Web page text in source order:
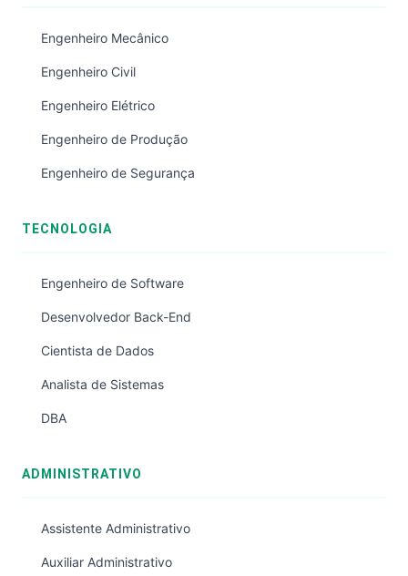
Engenheiro Mecânico
Engenheiro Civil
Engenheiro Elétrico
Engenheiro de Produção
Engenheiro de Segurança
TECNOLOGIA
Engenheiro de Software
Desenvolvedor Back-End
Cientista de Dados
Analista de Sistemas
DBA
ADMINISTRATIVO
Assistente Administrativo
Auxiliar Administrativo